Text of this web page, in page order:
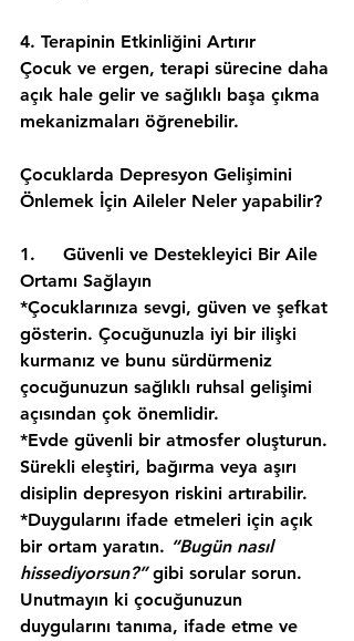
4️. Terapinin Etkinliğini Artırır
Çocuk ve ergen, terapi sürecine daha
açık hale gelir ve sağlıklı başa çıkma
mekanizmaları öğrenebilir.
Çocuklarda Depresyon Gelişimini
Önlemek İçin Aileler Neler yapabilir?
1.     Güvenli ve Destekleyici Bir Aile
Ortamı Sağlayın
*Çocuklarınıza sevgi, güven ve şefkat
gösterin. Çocuğunuzla iyi bir ilişki
kurmanız ve bunu sürdürmeniz
çocuğunuzun sağlıklı ruhsal gelişimi
açısından çok önemlidir.
*Evde güvenli bir atmosfer oluşturun.
Sürekli eleştiri, bağırma veya aşırı
disiplin depresyon riskini artırabilir.
*Duygularını ifade etmeleri için açık
bir ortam yaratın. “Bugün nasıl
hissediyorsun?” gibi sorular sorun.
Unutmayın ki çocuğunuzun
duygularını tanıma, ifade etme ve